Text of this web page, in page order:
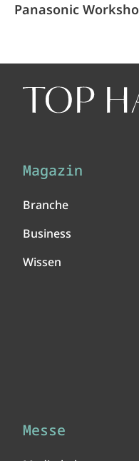
Panasonic
Magazin
Branche
Business
Wissen
Messe